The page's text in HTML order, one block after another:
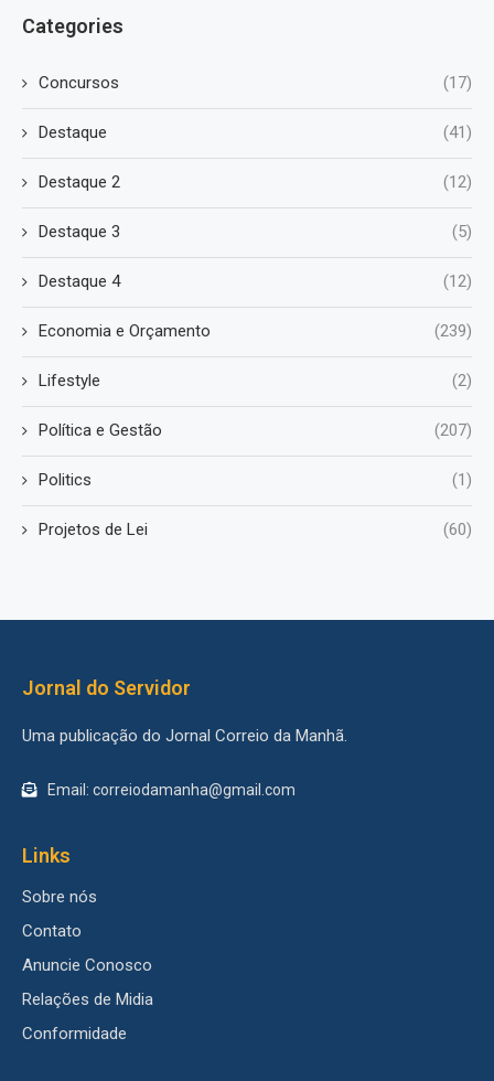
Categories
Concursos (17)
Destaque (41)
Destaque 2 (12)
Destaque 3 (5)
Destaque 4 (12)
Economia e Orçamento (239)
Lifestyle (2)
Política e Gestão (207)
Politics (1)
Projetos de Lei (60)
Jornal do Servidor
Uma publicação do Jornal Correio da Manhã.
Email: correiodamanha@gmail.com
Links
Sobre nós
Contato
Anuncie Conosco
Relações de Midia
Conformidade